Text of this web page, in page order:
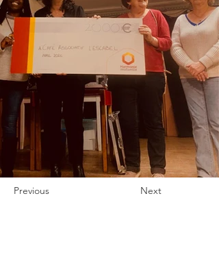
Previous Next